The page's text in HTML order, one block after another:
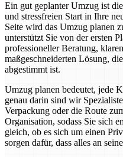
Ein gut geplanter Umzug ist
und stressfreien Start in Ihre
Seite wird das Umzug planen
unterstützt Sie von der ersten
professioneller Beratung,
maßgeschneiderten Lösung,
abgestimmt ist.
Umzug planen bedeutet, jede
genau darin sind wir
Verpackung oder die Route
Organisation, sodass Sie sich
gleich, ob es sich um einen
sorgen dafür, dass alles an